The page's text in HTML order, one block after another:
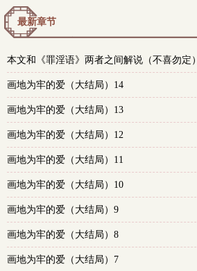
最新章节
本文和《罪淫语》两者之间解说（不喜勿定）
画地为牢的爱（大结局）14
画地为牢的爱（大结局）13
画地为牢的爱（大结局）12
画地为牢的爱（大结局）11
画地为牢的爱（大结局）10
画地为牢的爱（大结局）9
画地为牢的爱（大结局）8
画地为牢的爱（大结局）7